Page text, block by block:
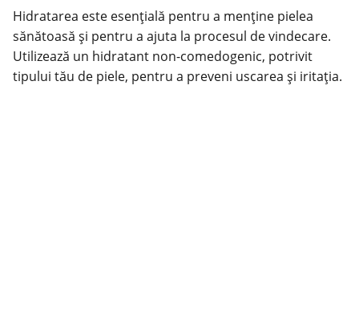
Hidratarea este esențială pentru a menține pielea
sănătoasă și pentru a ajuta la procesul de vindecare.
Utilizează un hidratant non-comedogenic, potrivit
tipului tău de piele, pentru a preveni uscarea și iritația.